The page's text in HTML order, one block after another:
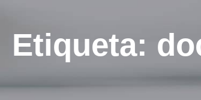
Etiqueta: